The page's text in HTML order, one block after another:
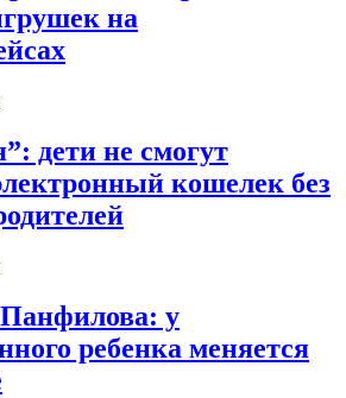
на
дети не смогут
кошелек без
у
ребенка меняется